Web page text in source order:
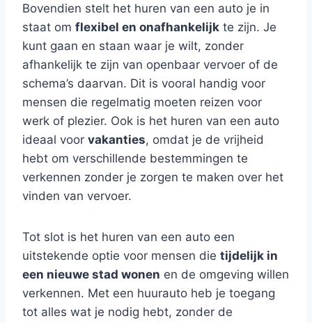
Bovendien stelt het huren van een auto je in
staat om flexibel en onafhankelijk te zijn. Je
kunt gaan en staan waar je wilt, zonder
afhankelijk te zijn van openbaar vervoer of de
schema’s daarvan. Dit is vooral handig voor
mensen die regelmatig moeten reizen voor
werk of plezier. Ook is het huren van een auto
ideaal voor vakanties, omdat je de vrijheid
hebt om verschillende bestemmingen te
verkennen zonder je zorgen te maken over het
vinden van vervoer.
Tot slot is het huren van een auto een
uitstekende optie voor mensen die tijdelijk in
een nieuwe stad wonen en de omgeving willen
verkennen. Met een huurauto heb je toegang
tot alles wat je nodig hebt, zonder de